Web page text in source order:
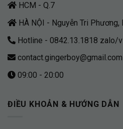
HCM - Q.7
HÀ NỘI - Nguyễn Tri Phương,
Hotline - 0842.13.1818 zalo/
contact.gingerboy@gmail.com
09:00 - 20:00
ĐIỀU KHOẢN & HƯỚNG DẪN